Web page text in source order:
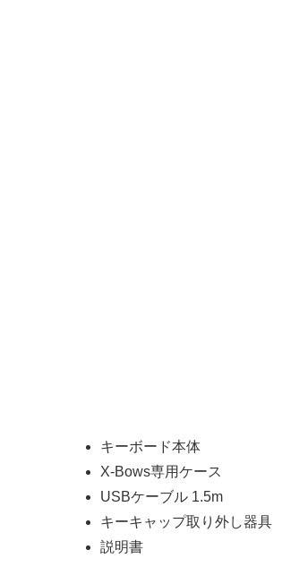
キーボード本体
X-Bows専用ケース
USBケーブル 1.5m
キーキャップ取り外し器具
説明書